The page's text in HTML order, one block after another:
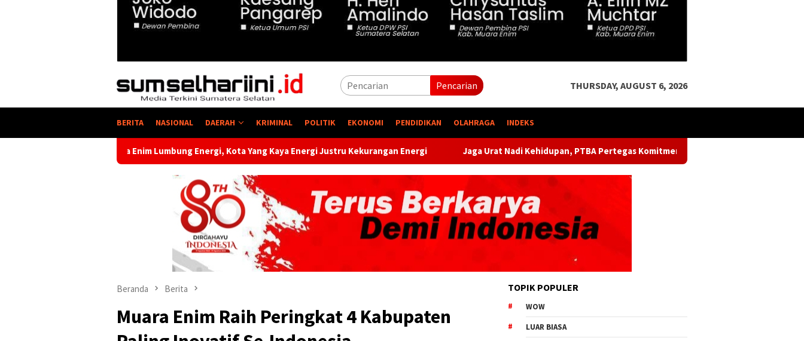
Pencarian THURSDAY, AUGUST 6, 2026
BERITA NASIONAL DAERAH KRIMINAL POLITIK EKONOMI PENDIDIKAN OLAHRAGA INDEKS
Lumbung Energi, Kota Yang Kaya Energi Justru Kekurangan Energi Jaga Urat Nadi Kehidupan, PTBA Pertegas Komitmen Kelestarian Sungai dalam Konferensi Sungai Indonesia 2026
Beranda Berita
Muara Enim Raih Peringkat 4 Kabupaten
TOPIK POPULER
WOW
LUAR BIASA